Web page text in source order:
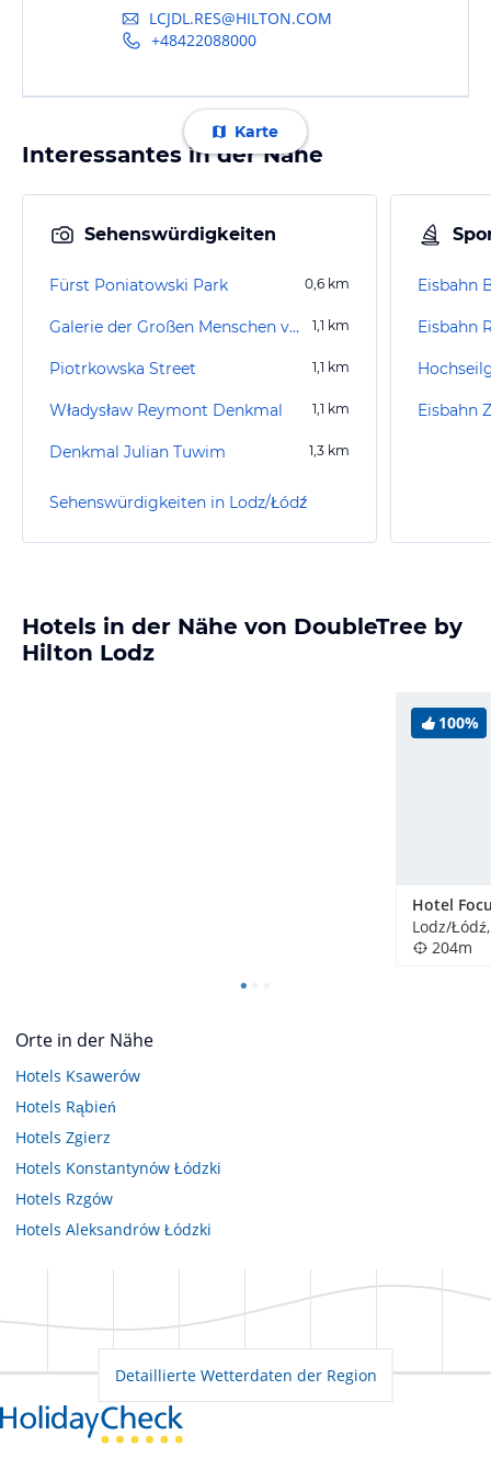
LCJDL.RES@HILTON.COM
+48422088000
Karte
Interessantes in der Nähe
Sehenswürdigkeiten
Fürst Poniatowski Park 0,6 km
Galerie der Großen Menschen von Lodz 1,1 km
Piotrkowska Street 1,1 km
Władysław Reymont Denkmal 1,1 km
Denkmal Julian Tuwim 1,3 km
Sehenswürdigkeiten in Lodz/Łódź
Eisbahn
Eisbahn
Eisbahn
Hotels in der Nähe von DoubleTree by
Hilton Lodz
100%
Hotel
Lodz/
204m
Orte in der Nähe
Hotels Ksawerów
Hotels Rąbień
Hotels Zgierz
Hotels Konstantynów Łódzki
Hotels Rzgów
Hotels Aleksandrów Łódzki
Detaillierte Wetterdaten der Region